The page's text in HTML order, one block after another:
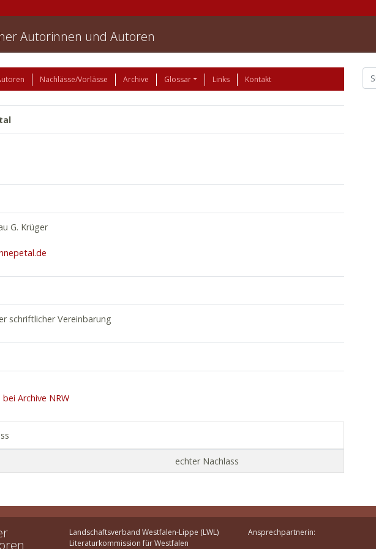
Autorinnen und Autoren
Nachlässe/Vorlässe Archive Glossar Links Kontakt
G. Krüger
schriftlicher Vereinbarung
Archive NRW
echter Nachlass
Landschaftsverband Westfalen-Lippe (LWL)
Literaturkommission für Westfalen
Ansprechpartnerin: